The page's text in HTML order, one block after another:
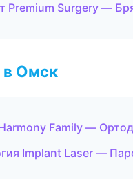
Premium Surgery —
в Омск
Family —
Implant Laser —